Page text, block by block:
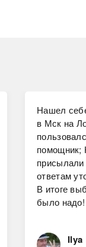
Нашел
в Мск на
помощник;
ответам
В итоге
было надо!
Ilya